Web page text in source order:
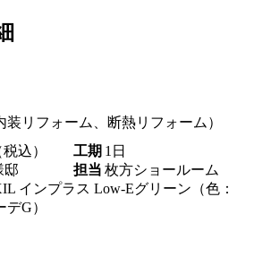
装リフォーム、断熱リフォーム）
込） 工期 1日
邸 担当 枚方ショールーム
インプラス Low-Eグリーン（色：
G）